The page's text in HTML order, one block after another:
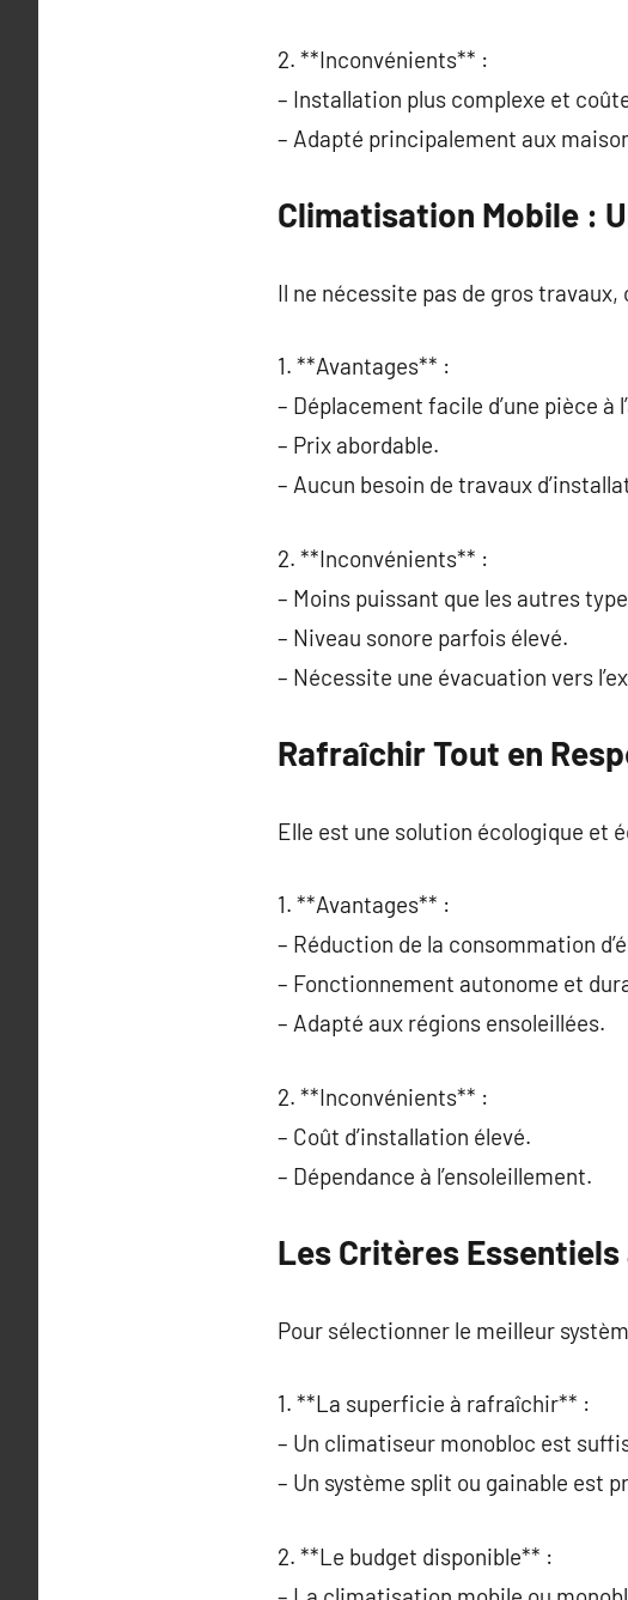
2. **Inconvénients** :
– Installation plus complexe et
– Adapté principalement aux
Climatisation Mobile :
Il ne nécessite pas de gros
1. **Avantages** :
– Déplacement facile d’une pièce à
– Prix abordable.
– Aucun besoin de travaux
2. **Inconvénients** :
– Moins puissant que les autres
– Niveau sonore parfois élevé.
– Nécessite une évacuation vers
Rafraîchir Tout en
Elle est une solution écologique et
1. **Avantages** :
– Réduction de la consommation
– Fonctionnement autonome et
– Adapté aux régions ensoleillées.
2. **Inconvénients** :
– Coût d’installation élevé.
– Dépendance à l’ensoleillement.
Les Critères
Pour sélectionner le meilleur
1. **La superficie à rafraîchir** :
– Un climatiseur monobloc est
– Un système split ou gainable est
2. **Le budget disponible** :